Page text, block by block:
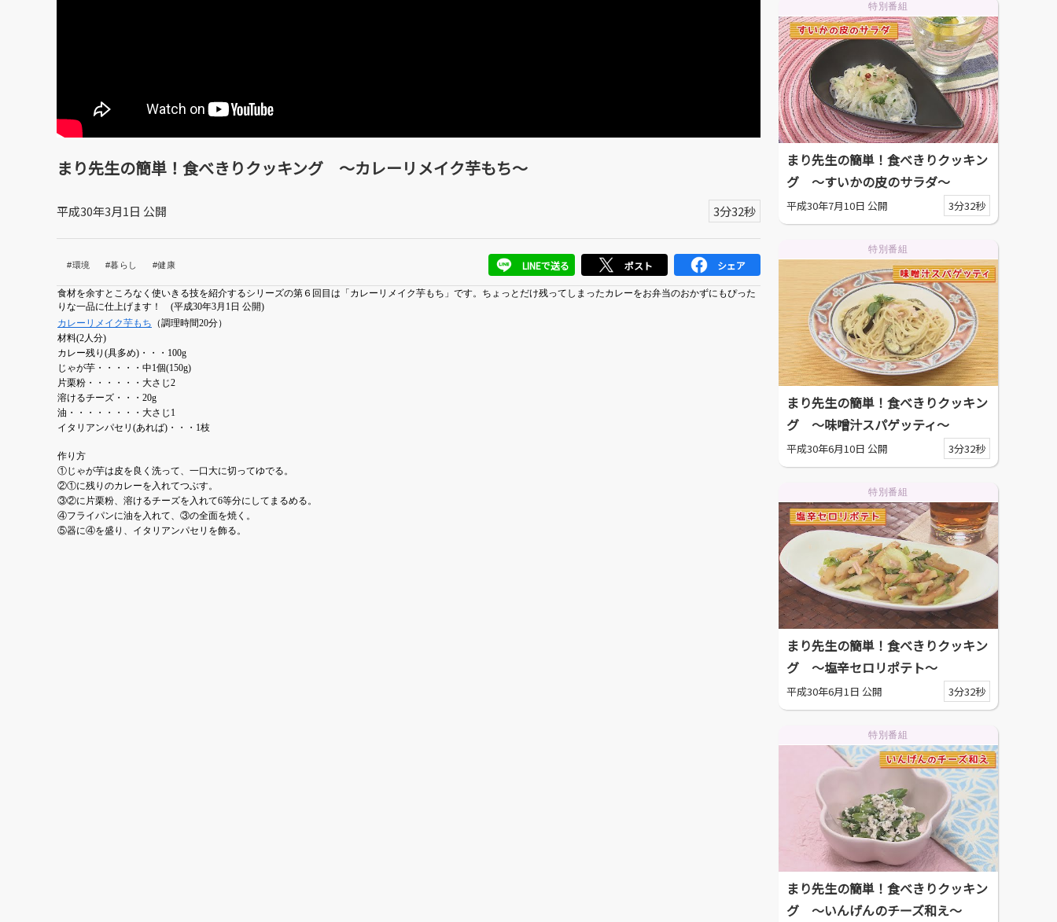
まり先生の簡単！食べきりクッキング ～カレーリメイク芋もち～
平成30年3月1日 公開 3分32秒
#環境 #暮らし #健康 LINEで送る ポスト シェア
食材を余すところなく使いきる技を紹介するシリーズの第６回目は「カレーリメイク芋もち」です。ちょっとだけ残ってしまったカレーをお弁当のおかずにもぴった
りな一品に仕上げます！ (平成30年3月 1日 公開)
カレーリメイク芋もち （調理時間20分）
材料(2人分)
カレー残り(具多め)・・・100g
じゃが芋・・・・・中1個(150g)
片栗粉・・・・・・大さじ2
溶けるチーズ・・・20g
油・・・・・・・・大さじ1
イタリアンパセリ(あれば)・・・1枝
作り方
①じゃが芋は皮を良く洗って、一口大に切ってゆでる。
②①に残りのカレーを入れてつぶす。
③②に片栗粉、溶けるチーズを入れて6等分にしてまるめる。
④フライパンに油を入れて、③の全面を焼く。
⑤器に④を盛り、イタリアンパセリを飾る。
特別番組
まり先生の簡単！食べきりクッキン
グ ～すいかの皮のサラダ～
平成30年7月10日 公開 3分32秒
特別番組
まり先生の簡単！食べきりクッキン
グ ～味噌汁スパゲッティ～
平成30年6月10日 公開 3分32秒
特別番組
まり先生の簡単！食べきりクッキン
グ ～塩辛セロリポテト～
平成30年6月1日 公開 3分32秒
特別番組
まり先生の簡単！食べきりクッキン
グ ～いんげんのチーズ和え～